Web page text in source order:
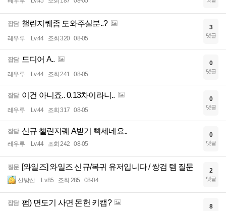
잡담 챌린지퀘좀 도와주실분..?
레우루 Lv.44 조회 320 08-05
3
댓글
잡담 드디어 A..
레우루 Lv.44 조회 241 08-05
0
댓글
잡담 이건 아니죠.. 0.13차이라니..
레우루 Lv.44 조회 317 08-05
0
댓글
잡담 신규 챌린지퀘 A받기 빡세네요..
레우루 Lv.44 조회 242 08-05
0
댓글
질문 [와일즈] 와일즈 신규/복귀 유저입니다 / 쌍검 템 질문
산방산 Lv.85 조회 285 08-04
2
댓글
잡담 펌) 면도기 사면 몬헌 키캡? 8